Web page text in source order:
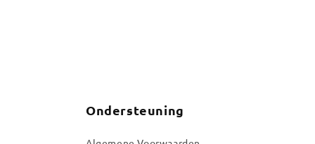
Ondersteuning